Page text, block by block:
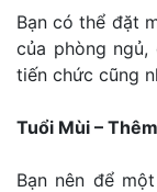
Bạn có thể đặt
của phòng
tiến chức cũng
Tuổi Mùi –
Bạn nên để